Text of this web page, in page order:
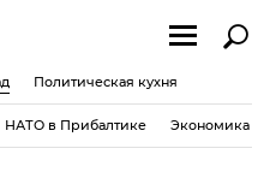
Политическая кухня
НАТО в Прибалтике Экономика